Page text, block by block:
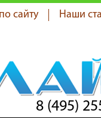
сайту Наши
8 (495)